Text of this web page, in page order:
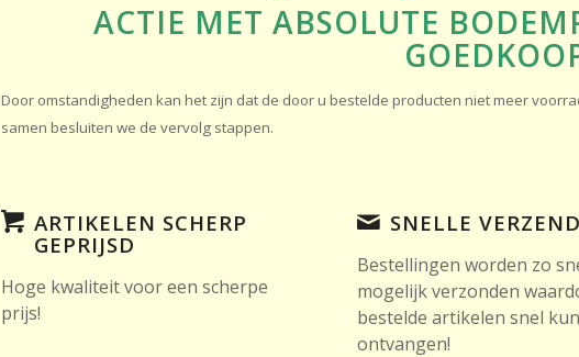
ACTIE MET ABSOLUTE
Door omstandigheden kan het zijn dat de door u bestelde producten niet meer
samen besluiten we de vervolg stappen.
ARTIKELEN SCHERP
GEPRIJSD
Hoge kwaliteit voor een scherpe
prijs!
SNELLE
Bestellingen worden zo
mogelijk verzonden
bestelde artikelen snel
ontvangen!